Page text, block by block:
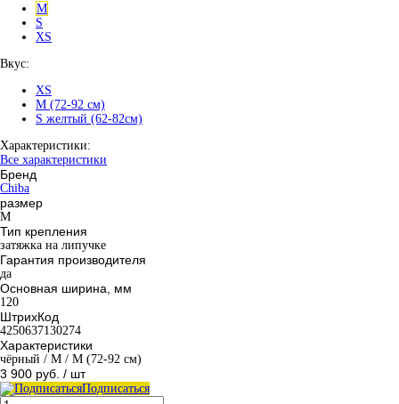
M
S
XS
Вкус:
XS
M (72-92 см)
S желтый (62-82см)
Характеристики:
Все характеристики
Бренд
Chiba
размер
M
Тип крепления
затяжка на липучке
Гарантия производителя
да
Основная ширина, мм
120
ШтрихКод
4250637130274
Характеристики
чёрный / M / M (72-92 см)
3 900 руб. / шт
Подписаться